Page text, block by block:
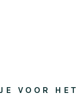
VOOR